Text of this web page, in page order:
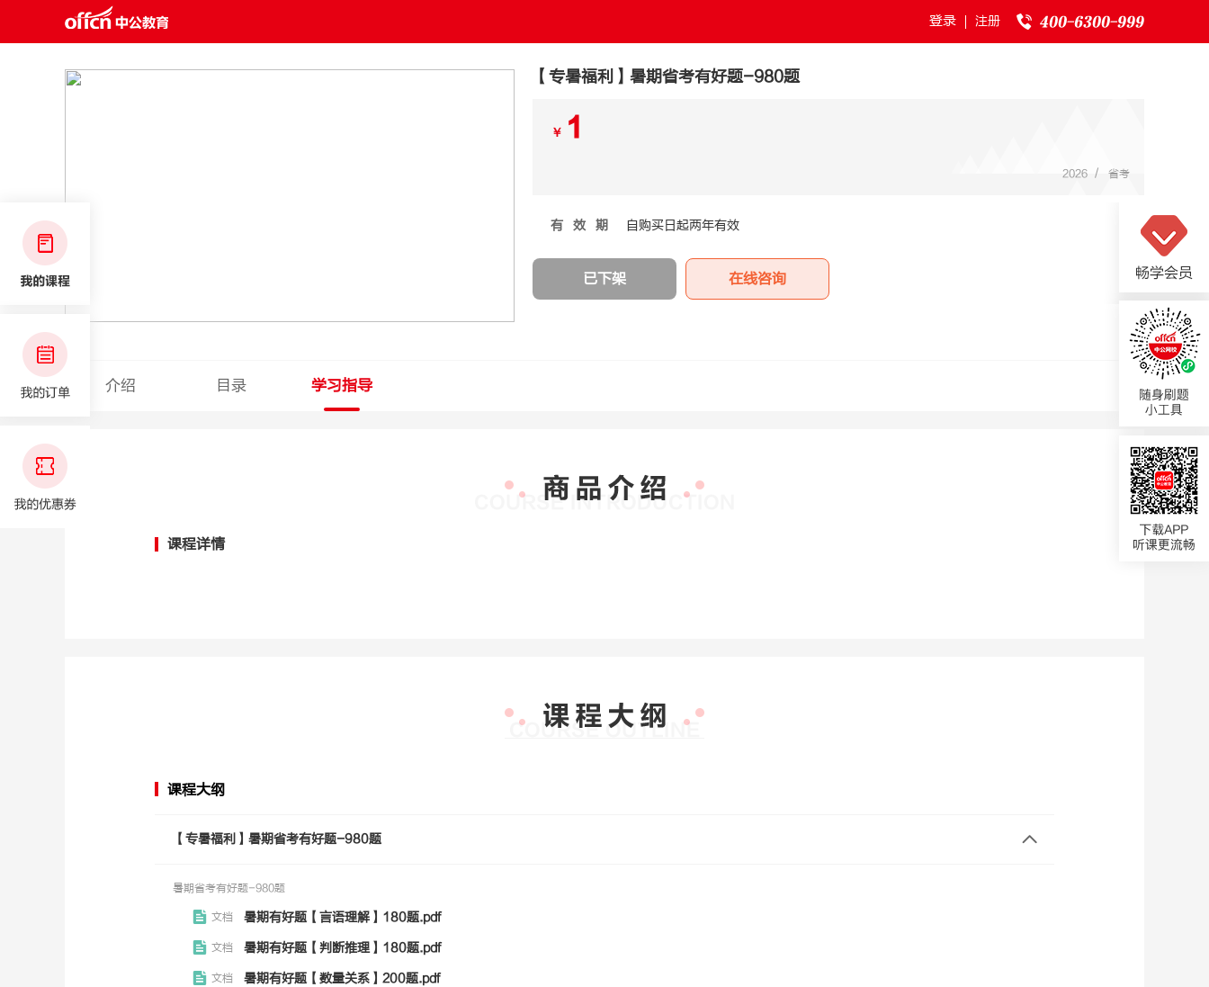
登录 注册
【专暑福利】暑期省考有好题-980题
￥ 1
2026 / 省考
有效期 自购买日起两年有效
已下架 在线咨询
介绍 目录 学习指导
课程详情
课程大纲
【专暑福利】暑期省考有好题-980题
暑期省考有好题-980题
文档 暑期有好题【言语理解】180题.pdf
文档 暑期有好题【判断推理】180题.pdf
文档 暑期有好题【数量关系】200题.pdf